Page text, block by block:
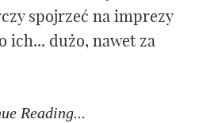
spojrzeć na imprezy
ich... dużo, nawet za
Reading...